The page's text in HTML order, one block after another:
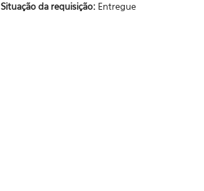
Situação da requisição: Entregue